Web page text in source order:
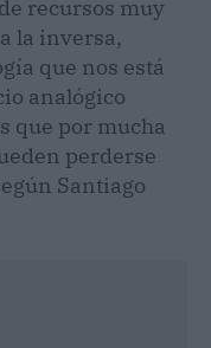
recursos muy
la inversa,
que nos está
analógico
que por mucha
perderse
Santiago